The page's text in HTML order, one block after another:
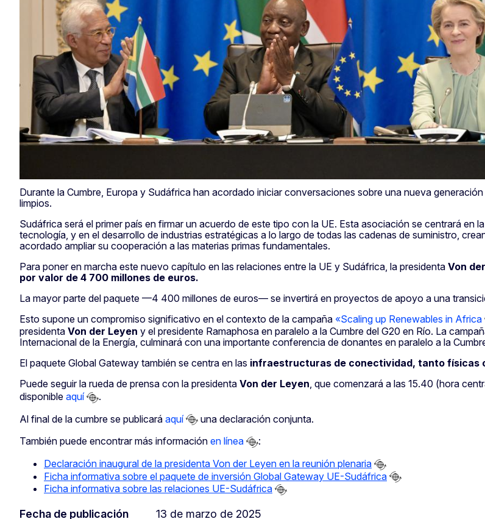
Durante la Cumbre, Europa y Sudáfrica han acordado iniciar conversaciones sobre una nueva
limpios.
Sudáfrica será el primer país en firmar un acuerdo de este tipo con la UE. Esta asociación se centrará en
tecnología, y en el desarrollo de industrias estratégicas a lo largo de todas las cadenas de suministro,
acordado ampliar su cooperación a las materias primas fundamentales.
Para poner en marcha este nuevo capítulo en las relaciones entre la UE y Sudáfrica, la presidenta Von
por valor de 4 700 millones de euros.
La mayor parte del paquete —4 400 millones de euros— se invertirá en proyectos de apoyo a una
Esto supone un compromiso significativo en el contexto de la campaña «Scaling up Renewables in Africa
presidenta Von der Leyen y el presidente Ramaphosa en paralelo a la Cumbre del G20 en Río. La
Internacional de la Energía, culminará con una importante conferencia de donantes en paralelo a la
El paquete Global Gateway también se centra en las infraestructuras de conectividad, tanto físicas
Puede seguir la rueda de prensa con la presidenta Von der Leyen, que comenzará a las 15.40 (hora
disponible aquí
.
Al final de la cumbre se publicará aquí
una declaración conjunta.
También puede encontrar más información en línea
:
Declaración inaugural de la presidenta Von der Leyen en la reunión plenaria
Ficha informativa sobre el paquete de inversión Global Gateway UE-Sudáfrica
Ficha informativa sobre las relaciones UE-Sudáfrica
Fecha de publicación 13 de marzo de 2025